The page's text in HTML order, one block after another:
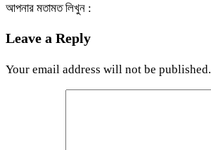
আপনার মতামত লিখুন :
Leave a Reply
Your email address will not be published.